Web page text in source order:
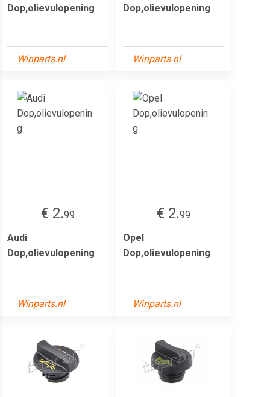
Dop,olievulopening
Winparts.nl
Dop,olievulopening
Winparts.nl
€ 2.99
Audi
Dop,olievulopening
Winparts.nl
€ 2.99
Opel
Dop,olievulopening
Winparts.nl